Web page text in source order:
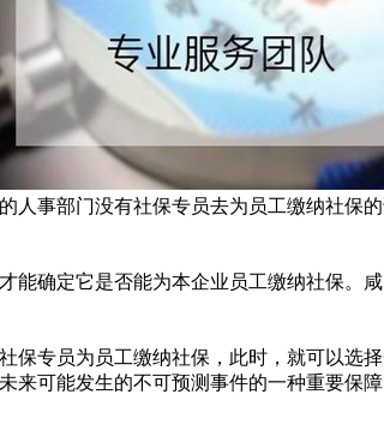
事部门没有社保专员去为员工缴纳社保
确定它是否能为本企业员工缴纳社保。
专员为员工缴纳社保，此时，就可以选
可能发生的不可预测事件的一种重要保